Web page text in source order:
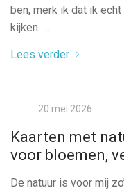
ben, merk ik dat ik
kijken. …
Lees verder
20 mei 2026
Kaarten met
voor bloemen,
De natuur is voor mij